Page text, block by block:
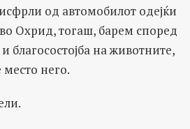
од автомобилот одејќи
Охрид, тогаш, барем според
благосостојба на животните,
место него.